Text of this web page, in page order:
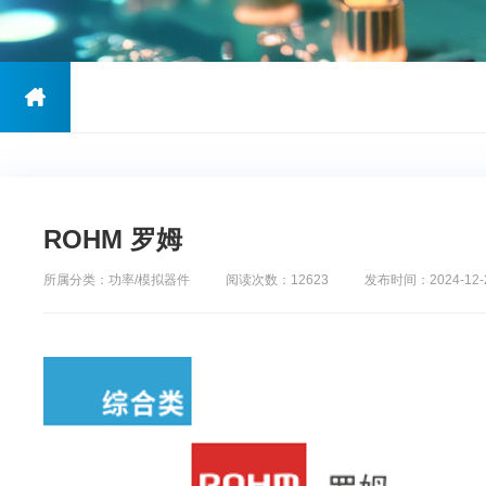
ROHM 罗姆
所属分类：功率/模拟器件 阅读次数：12623 发布时间：2024-